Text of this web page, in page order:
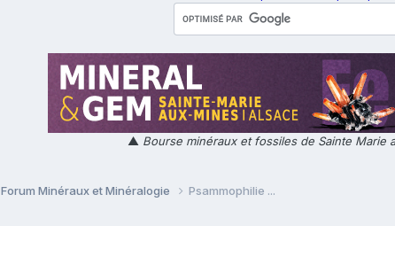
▲ Bourse minéraux et fossiles de Sainte
Forum Minéraux et Minéralogie Psammophilie ...